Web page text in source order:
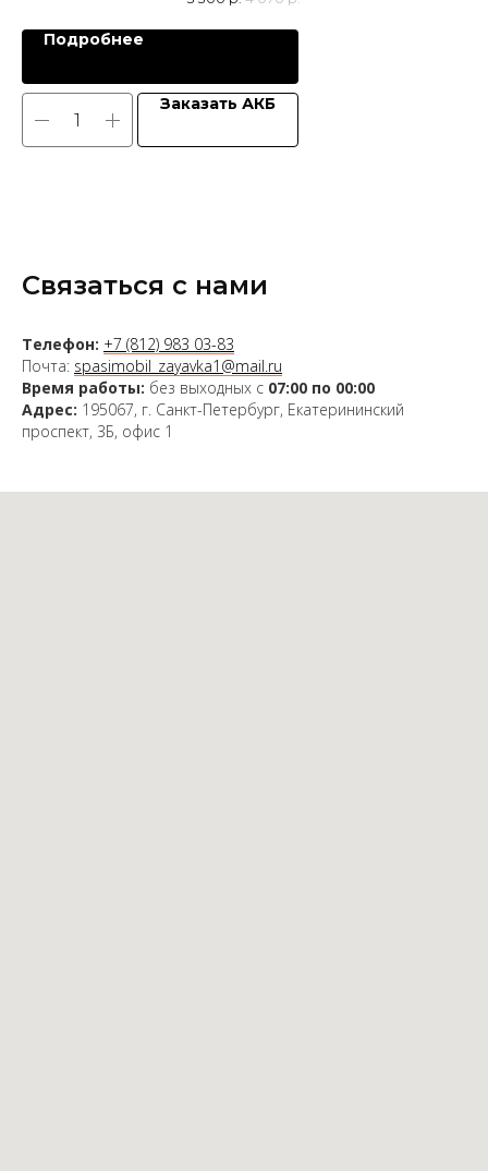
Подробнее
Заказать АКБ
Связаться с нами
Телефон: +7 (812) 983 03-83
Почта: spasimobil_zayavka1@mail.ru
Время работы: без выходных с 07:00 по 00:00
Адрес: 195067, г. Санкт-Петербург, Екатерининский
проспект, 3Б, офис 1